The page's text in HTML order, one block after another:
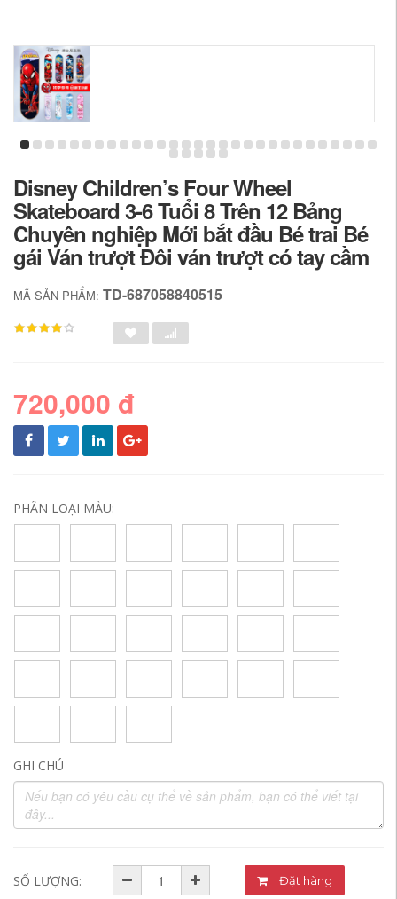
Disney Children’s Four Wheel
Skateboard 3-6 Tuổi 8 Trên 12 Bảng
Chuyên nghiệp Mới bắt đầu Bé trai Bé
gái Ván trượt Đôi ván trượt có tay cầm
MÃ SẢN PHẨM: TD-687058840515
720,000 đ
PHÂN LOẠI MÀU:
GHI CHÚ
SỐ LƯỢNG: Đặt hàng